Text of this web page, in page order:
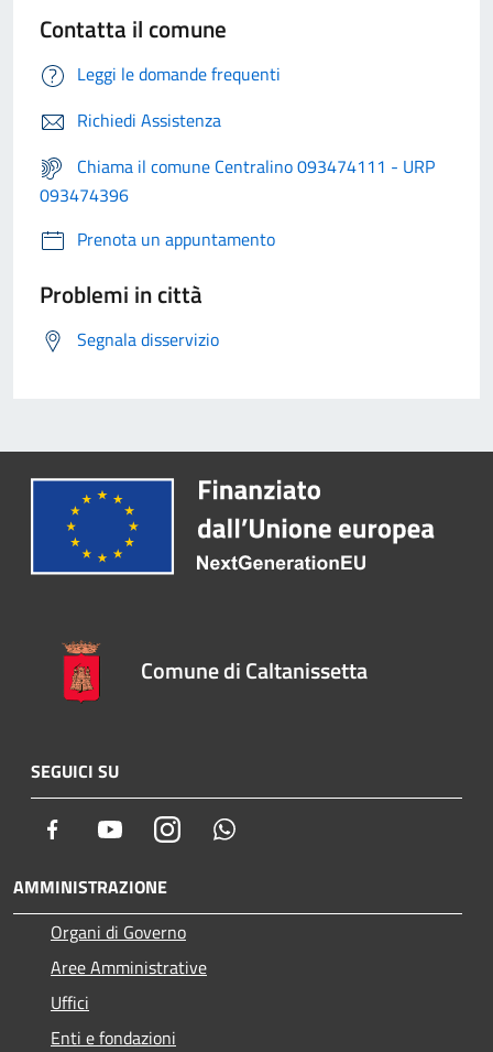
Contatta il comune
Leggi le domande frequenti
Richiedi Assistenza
Chiama il comune Centralino 093474111 - URP
093474396
Prenota un appuntamento
Problemi in città
Segnala disservizio
Comune di Caltanissetta
SEGUICI SU
Facebook YoutubeInstagram
AMMINISTRAZIONE
Organi di Governo
Aree Amministrative
Uffici
Enti e fondazioni